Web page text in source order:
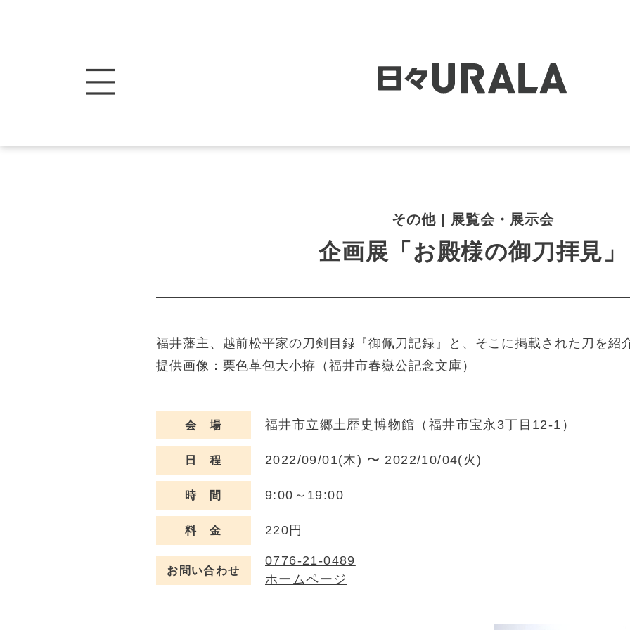
その他 | 展覧会・展示会
企画展「お殿様の御刀拝見」
福井藩主、越前松平家の刀剣目録『御佩刀記録』と、そこに掲載された刀を紹
提供画像：栗色革包大小拵（福井市春嶽公記念文庫）
会 場 福井市立郷土歴史博物館（福井市宝永3丁目12-1）
日 程 2022/09/01(木) 〜 2022/10/04(火)
時 間 9:00～19:00
料 金 220円
お問い合わせ
0776-21-0489
ホームページ